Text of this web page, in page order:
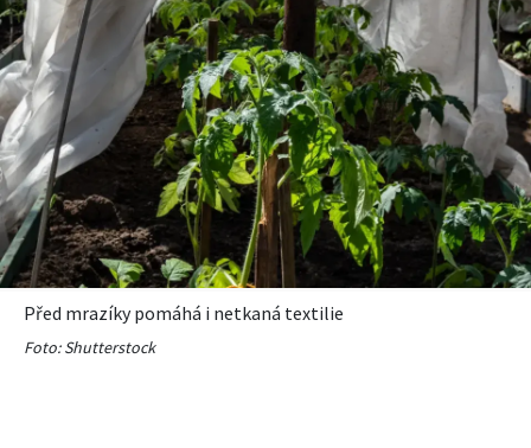
Před mrazíky pomáhá i netkaná textilie
Foto: Shutterstock